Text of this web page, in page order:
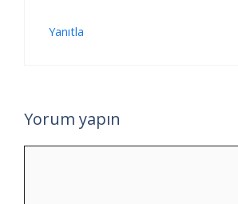
Yanıtla
Yorum yapın